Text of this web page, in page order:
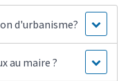
d'urbanisme?
au maire ?